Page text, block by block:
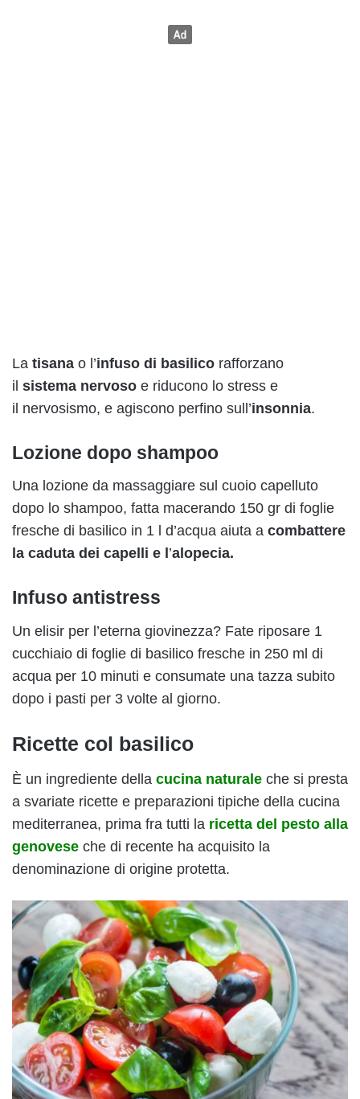
La tisana o l’infuso di basilico rafforzano
il sistema nervoso e riducono lo stress e
il nervosismo, e agiscono perfino sull’insonnia.
Lozione dopo shampoo
Una lozione da massaggiare sul cuoio capelluto
dopo lo shampoo, fatta macerando 150 gr di foglie
fresche di basilico in 1 l d’acqua aiuta a combattere
la caduta dei capelli e l ’alopecia.
Infuso antistress
Un elisir per l’eterna giovinezza? Fate riposare 1
cucchiaio di foglie di basilico fresche in 250 ml di
acqua per 10 minuti e consumate una tazza subito
dopo i pasti per 3 volte al giorno.
Ricette col basilico
È un ingrediente della cucina naturale che si presta
a svariate ricette e preparazioni tipiche della cucina
mediterranea, prima fra tutti la ricetta del pesto alla
genovese che di recente ha acquisito la
denominazione di origine protetta.